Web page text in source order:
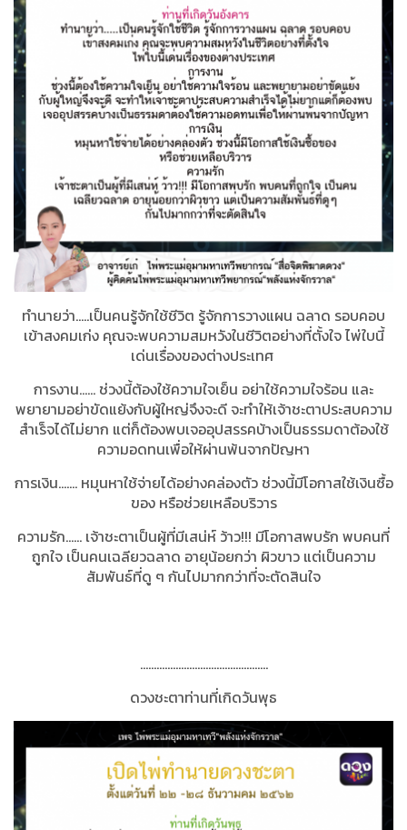
ทำนายว่า.....เป็นคนรู้จักใช้ชีวิต รู้จักการวางแผน ฉลาด รอบคอบ
เข้าสงคมเก่ง คุณจะพบความสมหวังในชีวิตอย่างที่ตั้งใจ ไพ่ใบนี้
เด่นเรื่องของต่างประเทศ
การงาน...... ช่วงนี้ต้องใช้ความใจเย็น อย่าใช้ความใจร้อน และ
พยายามอย่าขัดแย้งกับผู้ใหญ่จึงจะดี จะทำให้เจ้าชะตาประสบความ
สำเร็จได้ไม่ยาก แต่ก็ต้องพบเจออุปสรรคบ้างเป็นธรรมดาต้องใช้
ความอดทนเพื่อให้ผ่านพ้นจากปัญหา
การเงิน....... หมุนหาใช้จ่ายได้อย่างคล่องตัว ช่วงนี้มีโอกาสใช้เงินซื้อ
ของ หรือช่วยเหลือบริวาร
ความรัก...... เจ้าชะตาเป็นผู้ที่มีเสน่ห์ ว้าว!!! มีโอกาสพบรัก พบคนที่
ถูกใจ เป็นคนเฉลียวฉลาด อายุน้อยกว่า ผิวขาว แต่เป็นความ
สัมพันธ์ที่ดู ๆ กันไปมากกว่าที่จะตัดสินใจ
………………………………………..
ดวงชะตาท่านที่เกิดวันพุธ